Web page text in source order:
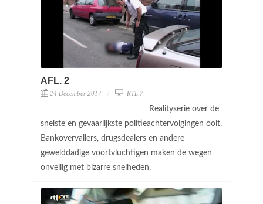
AFL. 2
24 December 2017 RTL 7
Realityserie over de
snelste en gevaarlijkste politieachtervolgingen ooit.
Bankovervallers, drugsdealers en andere
gewelddadige voortvluchtigen maken de wegen
onveilig met bizarre snelheden.